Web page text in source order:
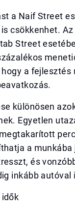
a Naif Street
csökkenhet.
Street
a
különösen
Egyetlen
a
és
inkább autóval